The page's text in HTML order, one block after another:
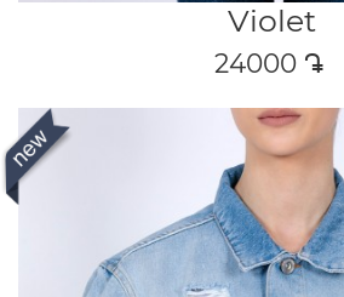
Violet
24000 դր․